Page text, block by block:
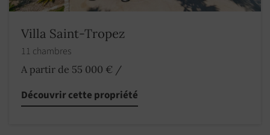
Villa Saint-Tropez
11 chambres
A partir de 55 000 € /
Découvrir cette propriété